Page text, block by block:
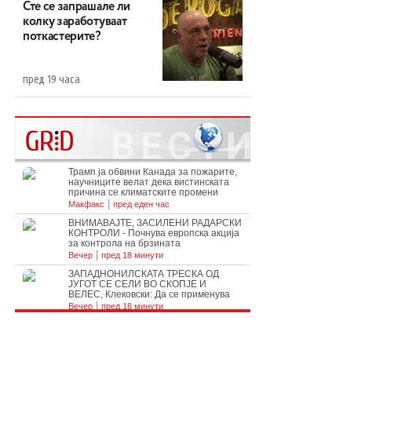
Сте се запрашале ли
колку заработуваат
поткастерите?
пред 19 часа